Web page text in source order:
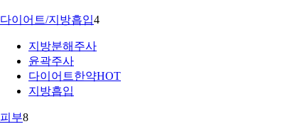
다이어트/지방흡입4
지방분해주사
윤곽주사
다이어트한약HOT
지방흡입
피부8